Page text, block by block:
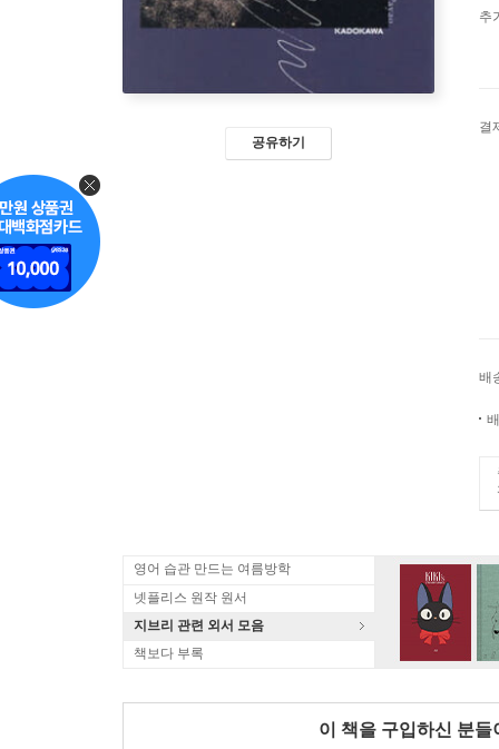
공유하기
추
결
배
영어 습관 만드는 여름방학
넷플리스 원작 원서
지브리 관련 외서 모음
책보다 부록
이 책을 구입하신 분